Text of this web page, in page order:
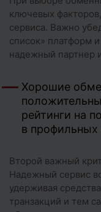
ключевых
сервиса. Важно
список» платформ
надежный партнер
Хорошие
рейтинги на
в
Второй важный
Надежный сервис
удерживая
транзакций и тем